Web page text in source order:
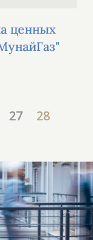
ценных
27 28